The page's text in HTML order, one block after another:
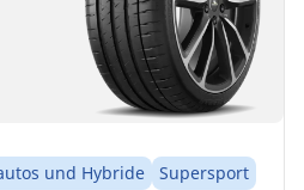
und Hybride
Supersport